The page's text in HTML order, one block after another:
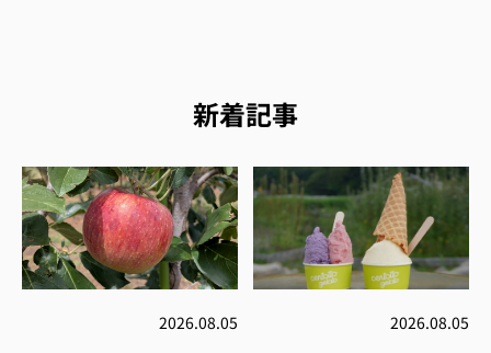
新着記事
2026.08.05 2026.08.05